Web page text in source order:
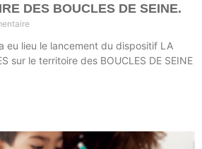
DES BOUCLES DE SEINE.
eu lieu le lancement du dispositif LA
sur le territoire des BOUCLES DE SEINE